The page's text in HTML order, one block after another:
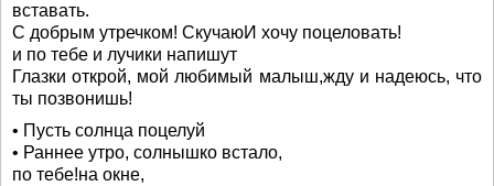
вставать.
С добрым утречком! СкучаюИ хочу поцеловать!
и по тебе и лучики напишут
Глазки открой, мой любимый малыш,жду и надеюсь, что
ты позвонишь!
• Пусть солнца поцелуй
• Раннее утро, солнышко встало,
по тебе!на окне,